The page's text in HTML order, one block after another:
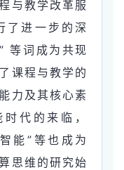
与教学改革服
了进一步的深
等词成为共现
课程与教学的
力及其核心素
代的来临，
能”等也成为
思维的研究始